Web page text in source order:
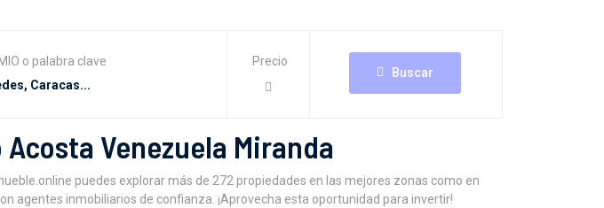
o palabra clave
Precio
Buscar
Venezuela Miranda
puedes explorar más de 272 propiedades en las mejores zonas como en
agentes inmobiliarios de confianza. ¡Aprovecha esta oportunidad para invertir!